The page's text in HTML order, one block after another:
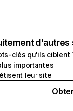
clés qu'ils ciblent
importantes
leur site